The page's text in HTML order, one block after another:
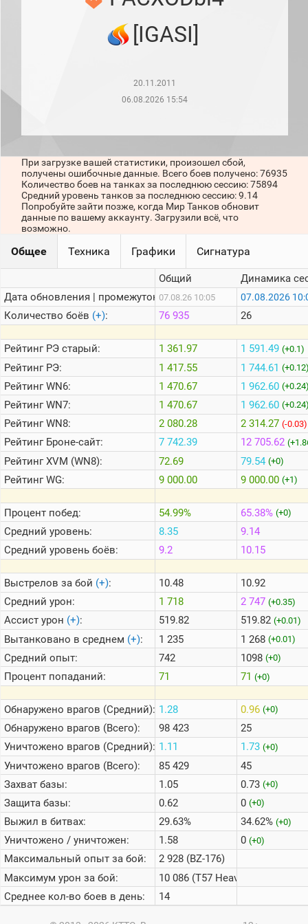
игроков
Кланы
Статистика
стримеров
Информация
Онлайн
Цветовая
шкала
Теlegram
ВК
Портал
Мира
Танков
[IGASI]
20.11.2011
06.08.2026 15:54
При загрузке вашей статистики, произошел сбой,
получены ошибочные данные. Всего боев получено: 76935
Количество боев на танках за последнюю сессию: 75894
Средний уровень танков за последнюю сессию: 9.14
Попробуйте зайти позже, когда Мир Танков обновит
данные по вашему аккаунту. Загрузили всё, что
возможно.
Общее Техника Графики Сигнатура
Дата обновления | промежуток:
Количество боёв (+):
РейтингРЭ старый:
РейтингРЭ:
РейтингWN6:
РейтингWN7:
РейтингWN8:
РейтингБроне-сайт:
РейтингXVM (WN8):
РейтингWG:
Процент побед:
Средний уровень:
Средний уровень боёв:
Выстрелов за бой (+):
Средний урон:
Ассист урон (+):
Вытанковано в среднем (+):
Средний опыт:
Процент попаданий:
Обнаружено врагов (Средний):
Обнаружено врагов (Всего):
Уничтожено врагов (Средний):
Уничтожено врагов (Всего):
Захват базы:
Защита базы:
Выжил в битвах:
Уничтожено / уничтожен:
Максимальный опыт за бой:
Максимум урон за бой:
Среднее кол-во боев в день:
Общий
07.08.26 10:05
76 935
1 361.97
1 417.55
1 470.67
1 470.67
2 080.28
7 742.39
72.69
9 000.00
54.99%
8.35
9.2
10.48
1 718
519.82
1 235
742
71
1.28
98 423
1.11
85 429
1.05
0.62
29.63%
1.58
2 928 (BZ-176)
10 086 (T57 Heavy Tank)
14
Динамика
07.08.2026
26
1 591.49 (+0.1)
1 744.61
1 962.60
1 962.60
2 314.27 (-0.03)
12 705.62
79.54 (+0)
9 000.00 (+1)
65.38% (+0)
9.14
10.15
10.92
2 747 (+0.35)
519.82 (+0.01)
1 268 (+0.01)
1098 (+0)
71 (+0)
0.96 (+0)
25
1.73 (+0)
45
0.73 (+0)
0 (+0)
34.62% (+0)
0 (+0)